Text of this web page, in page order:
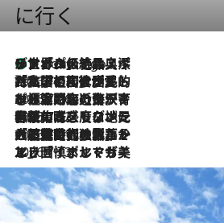
に行く
2 Hours Ago
リスボンの絶品スイーツ「パステル・デ・ナタ」とは？ポルトガル伝統の奥深い世界へ
2026.7.27
「私の祖国はポルトガル語です」国民的詩人フェルナンド・ペソアと、彼が愛した文学の街を歩く
2026.7.26
ポルトガル近海が育む極上の海の幸。キリリと冷えた白ワインと愉しむ、シーフード専門店の贅沢
2026.7.22
伝統の味をモダンに昇華。高感度な地元客が集う、リスボンの最旬ガストロノミー
2026.7.21
大航海時代の栄華から、震災、独裁、そして革命へ。ポルトガル・首都リスボンの石畳に刻まれた「歴史の光と影」
2026.7.13
エッセイ・ヤマザキマリ「慎ましくも美しき国 ポルトガル」